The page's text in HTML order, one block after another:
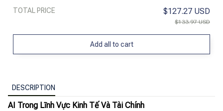
TOTAL PRICE $127.27 USD
$133.97 USD
Add all to cart
DESCRIPTION
AI Trong Lĩnh Vực Kinh Tế Và Tài Chính